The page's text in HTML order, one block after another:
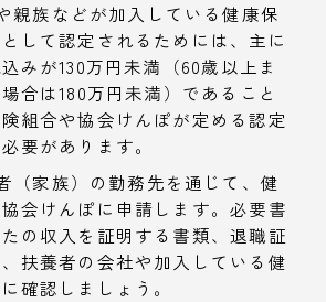
親族などが加入している健康保
して認定されるためには、主に
みが130万円未満（60歳以上ま
合は180万円未満）であること
組合や協会けんぽが定める認定
要があります。
（家族）の勤務先を通じて、健
会けんぽに申請します。必要書
の収入を証明する書類、退職証
扶養者の会社や加入している健
確認しましょう。